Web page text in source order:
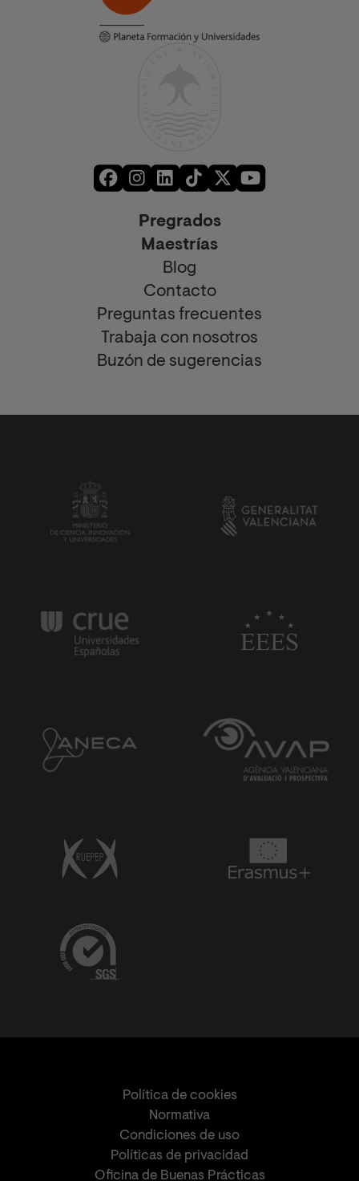
Pregrados
Maestrías
Blog
Contacto
Preguntas frecuentes
Trabaja con nosotros
Buzón de sugerencias
Política de cookies
Normativa
Condiciones de uso
Políticas de privacidad
Oficina de Buenas Prácticas